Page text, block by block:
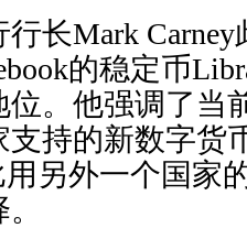
长Mark
的稳定币
。他强调了当
持的新数字货
用另外一个国家